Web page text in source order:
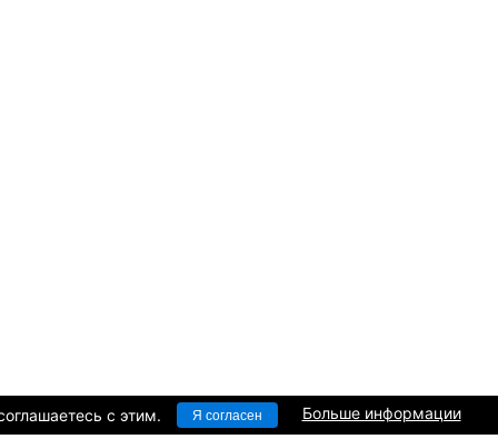
c этим. Я согласен Больше информации